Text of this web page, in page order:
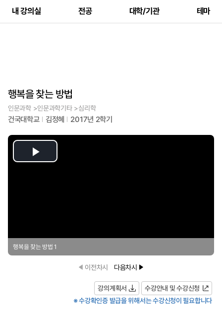
내 강의실 전공 대학/기관 테마
행복을 찾는 방법
인문과학 >인문과학기타 >심리학
건국대학교 김정혜 2017년 2학기
Play
행복을 찾는 방법 1
이전차시 다음차시
강의계획서
수강안내 및 수강신청
※ 수강확인증 발급을 위해서는 수강신청이 필요합니다